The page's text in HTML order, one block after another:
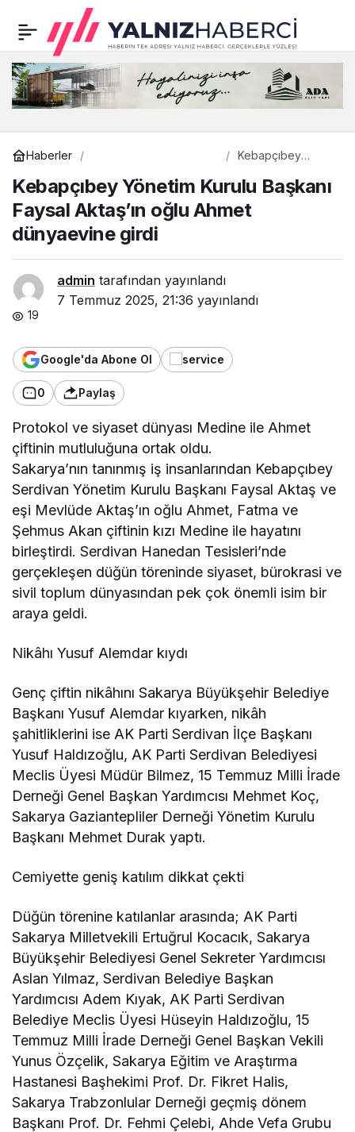
Haberler
Kebapçıbey
Başkanı Faysal
Aktaş’ın oğlu
Ahmet dünyaevine
Kebapçıbey Yönetim Kurulu Başkanı
Faysal Aktaş’ın oğlu Ahmet
dünyaevine girdi
admin tarafından yayınlandı
7 Temmuz 2025, 21:36 yayınlandı
19
Google'da Abone Ol
0 Paylaş
Protokol ve siyaset dünyası Medine ile Ahmet
çiftinin mutluluğuna ortak oldu.
Sakarya’nın tanınmış iş insanlarından Kebapçıbey
Serdivan Yönetim Kurulu Başkanı Faysal Aktaş ve
eşi Mevlüde Aktaş’ın oğlu Ahmet, Fatma ve
Şehmus Akan çiftinin kızı Medine ile hayatını
birleştirdi. Serdivan Hanedan Tesisleri’nde
gerçekleşen düğün töreninde siyaset, bürokrasi ve
sivil toplum dünyasından pek çok önemli isim bir
araya geldi.
Nikâhı Yusuf Alemdar kıydı
Genç çiftin nikâhını Sakarya Büyükşehir Belediye
Başkanı Yusuf Alemdar kıyarken, nikâh
şahitliklerini ise AK Parti Serdivan İlçe Başkanı
Yusuf Haldızoğlu, AK Parti Serdivan Belediyesi
Meclis Üyesi Müdür Bilmez, 15 Temmuz Milli İrade
Derneği Genel Başkan Yardımcısı Mehmet Koç,
Sakarya Gaziantepliler Derneği Yönetim Kurulu
Başkanı Mehmet Durak yaptı.
Cemiyette geniş katılım dikkat çekti
Düğün törenine katılanlar arasında; AK Parti
Sakarya Milletvekili Ertuğrul Kocacık, Sakarya
Büyükşehir Belediyesi Genel Sekreter Yardımcısı
Aslan Yılmaz, Serdivan Belediye Başkan
Yardımcısı Adem Kıyak, AK Parti Serdivan
Belediye Meclis Üyesi Hüseyin Haldızoğlu, 15
Temmuz Milli İrade Derneği Genel Başkan Vekili
Yunus Özçelik, Sakarya Eğitim ve Araştırma
Hastanesi Başhekimi Prof. Dr. Fikret Halis,
Sakarya Trabzonlular Derneği geçmiş dönem
Başkanı Prof. Dr. Fehmi Çelebi, Ahde Vefa Grubu
Kebapçıbey Yönetim
Kurulu Başkanı Faysal
Aktaş’ın oğlu Ahmet
dünyaevine girdi